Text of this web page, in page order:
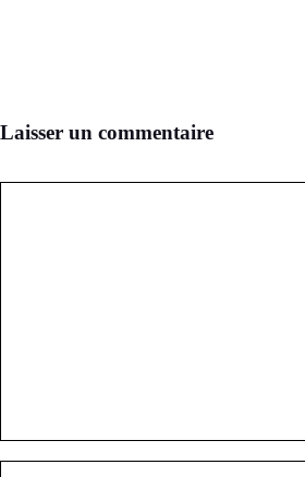
Laisser un commentaire